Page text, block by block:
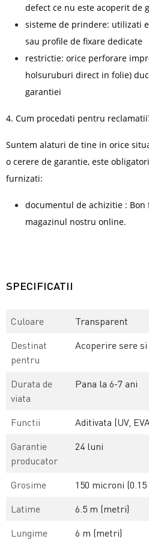
defect ce nu este acoperit de
sisteme de prindere: utilizati
sau profile de fixare dedicate
restrictie: orice perforare
holsuruburi direct in folie)
garantiei
4. Cum procedati pentru
Suntem alaturi de tine in orice
o cerere de garantie, este
furnizati:
documentul de achizitie : Bon
magazinul nostru online.
SPECIFICATII
Culoare
Transparent
Destinat
pentru
Acoperire sere
Durata de
viata
Pana la 6-7 ani
Functii
Aditivata (UV,
Garantie
producator
24 luni
Grosime
150 microni
Latime
6.5 m (metri)
Lungime
6 m (metri)